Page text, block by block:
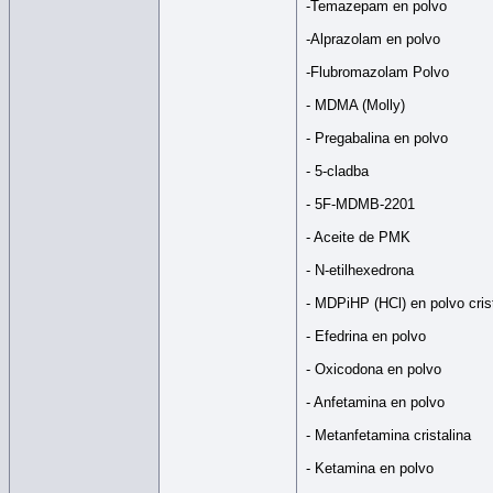
-Temazepam en polvo
-Alprazolam en polvo
-Flubromazolam Polvo
- MDMA (Molly)
- Pregabalina en polvo
- 5-cladba
- 5F-MDMB-2201
- Aceite de PMK
- N-etilhexedrona
- MDPiHP (HCl) en polvo
- Efedrina en polvo
- Oxicodona en polvo
- Anfetamina en polvo
- Metanfetamina cristalina
- Ketamina en polvo